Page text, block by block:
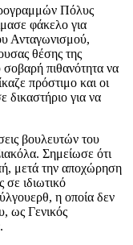
Πόλυς
φάκελο για
Ανταγωνισμού,
θέσης της
πιθανότητα να
πρόστιμο και οι
για να
βουλευτών του
Σημείωσε ότι
μετά την αποχώρηση
σε ιδιωτικό
η οποία δεν
ως Γενικός